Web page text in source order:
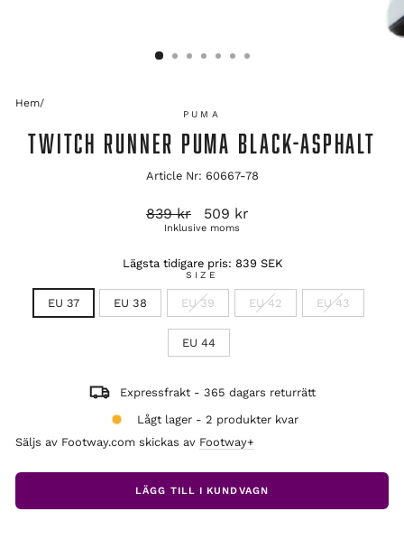
Hem/
PUMA
TWITCH RUNNER PUMA BLACK-ASPHALT
Article Nr: 60667-78
Ordinarie
pris
839 kr Reapris
509 kr
Inklusive moms
Lägsta tidigare pris: 839 SEK
SIZE
EU 37 EU 38 EU 39 EU 42 EU 43
EU 44
Expressfrakt - 365 dagars returrätt
Lågt lager - 2 produkter kvar
Säljs av Footway.com skickas av Footway+
LÄGG TILL I KUNDVAGN